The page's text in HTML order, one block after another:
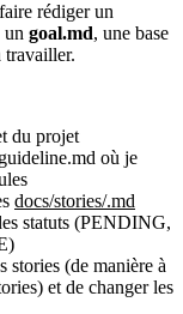
rédiger un
un goal.md, une base
travailler.
du projet
où je
docs/stories/.md
statuts (PENDING,
stories (de manière à
et de changer les